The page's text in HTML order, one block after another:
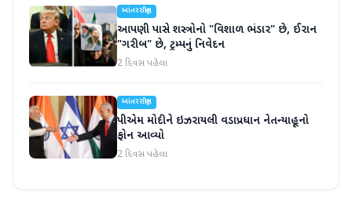
આંતરરાષ્ટ્રીય
આપણી પાસે શસ્ત્રોનો "વિશાળ ભંડાર" છે, ઈરાન
"ગરીબ" છે, ટ્રમ્પનું નિવેદન
2 દિવસ પહેલા
આંતરરાષ્ટ્રીય
પીએમ મોદીને ઇઝરાયલી વડાપ્રધાન નેતન્યાહૂનો
ફોન આવ્યો
2 દિવસ પહેલા